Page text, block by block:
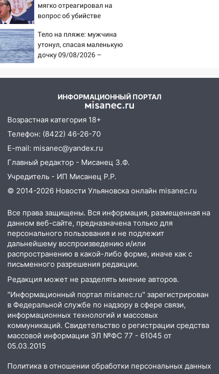
15:04
Фоторепортаж с улиц Ульяновска
после шторма: поваленные деревья и
затопленные улицы
14:28
Ураган вырвал остановку на улице
Деева в Заволжье
14:26 Жители Ульяновска сами
дождавшись коммунальщиков
14:16 Шторм продолжает ломать город:
на улице Любови Шевцовой рухнул
светофор
14:14
Студента из Ульяновска обманули
мошенники под видом преподавателя
14:12
Куда жаловаться ульяновцам на
упавшее дерево или затопленную улицу
13:59 В Новом городе ураганным
ветром сорвало опалубку со
строящегося дома
13:54 В мэрии Ульяновска рассказали,
шторма
13:49 Стихия продолжает крушить
Ульяновск: дерево рухнуло на дом на
Орджоникидзе
13:47 На Нижней Террасе мощным
13:46 Сильный ветер сорвал крышу с
мягко отреагировал на
вопрос об убийстве
Тело на пляже: мужчина
утонул, спасая маленькую
дочку 09/08/2026 –
ИНФОРМАЦИОННЫЙ ПОРТАЛ
Возрастная категория 18+
Телефон: (8422) 46-26-70
E-mail: misanec@yandex.ru
Главный редактор - Мисанец З.Ф.
Учредитель - ИП Мисанец Р.Р.
© 2014-2026 Новости Ульяновска онлайн misanec.ru
Все права защищены. Вся информация, размещенная на
данном веб-сайте, предназначена только для
персонального пользования и не подлежит
дальнейшему воспроизведению и/или
распространению в какой-либо форме, иначе как с
письменного разрешения редакции.
Редакция может не разделять мнение авторов.
"Информационный портал misanec.ru" зарегистрирован
в Федеральной службе по надзору в сфере связи,
информационных технологий и массовых
коммуникаций. Свидетельство о регистрации средства
массовой информации ЭЛ №ФС 77 - 61045 от
05.03.2015
Политика в отношении обработки персональных данных